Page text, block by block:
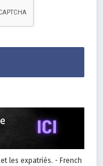
les expatriés. - French